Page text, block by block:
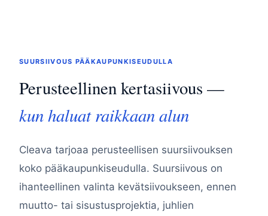
SUURSIIVOUS PÄÄKAUPUNKISEUDULLA
Perusteellinen kertasiivous —
kun haluat raikkaan alun
Cleava tarjoaa perusteellisen suursiivouksen
koko pääkaupunkiseudulla. Suursiivous on
ihanteellinen valinta kevätsiivoukseen, ennen
muutto- tai sisustusprojektia, juhlien